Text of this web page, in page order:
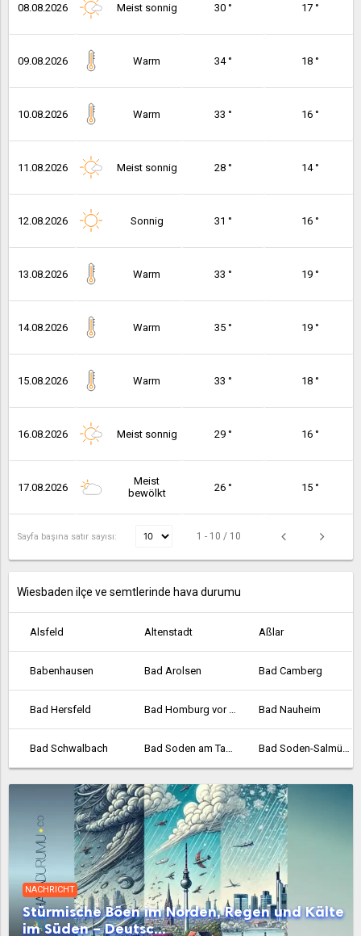
08.08.2026 Meist sonnig 30 ° 17 °
09.08.2026 Warm 34 ° 18 °
10.08.2026 Warm 33 ° 16 °
11.08.2026 Meist sonnig 28 ° 14 °
12.08.2026 Sonnig 31 ° 16 °
13.08.2026 Warm 33 ° 19 °
14.08.2026 Warm 35 ° 19 °
15.08.2026 Warm 33 ° 18 °
16.08.2026 Meist sonnig 29 ° 16 °
17.08.2026
Meist
bewölkt
26 ° 15 °
Sayfa başına satır sayısı: 1 - 10 / 10
Wiesbaden ilçe ve semtlerinde hava durumu
Alsfeld Altenstadt Aßlar
Babenhausen Bad Arolsen Bad Camberg
Bad Hersfeld Bad Homburg vor der Höhe Bad Nauheim
Bad Schwalbach Bad Soden am Taunus Bad Soden-Salmünster
Bad Vilbel Bad Wildungen Baunatal
Bebra Bensheim Biedenkopf
Bischofsheim Bockenheim Borken
Bornheim Braunfels Bruchköbel
NACHRICHT
Stürmische Böen im Norden, Regen und Kälte
im Süden – Deutsc...